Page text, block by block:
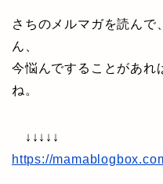
さちのメルマガを読んで
ん、
今悩んですることがあれ
ね。
↓↓↓↓↓
https://